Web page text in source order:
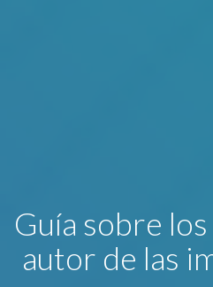
Guía sobre
autor de las